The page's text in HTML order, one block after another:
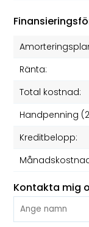
Ränta:
Total kostnad:
Handpenning
Kreditbelopp:
Kontakta mig